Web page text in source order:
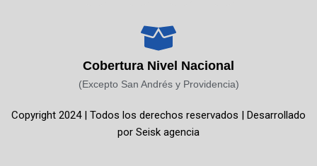
o
o
-
t
a
g
r
m
b
e
k
Cobertura Nivel Nacional
(Excepto San Andrés y Providencia)
Copyright 2024 | Todos los derechos reservados | Desarrollado
por Seisk agencia